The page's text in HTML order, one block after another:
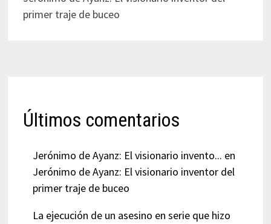
primer traje de buceo
Últimos comentarios
Jerónimo de Ayanz: El visionario invento... en
Jerónimo de Ayanz: El visionario inventor del
primer traje de buceo
La ejecución de un asesino en serie que hizo